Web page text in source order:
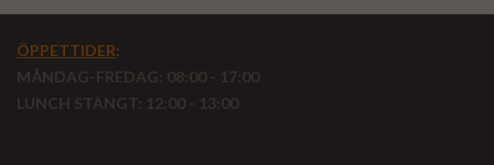
ÖPPETTIDER:
MÅNDAG-FREDAG: 08:00 - 17:00
LUNCH STÄNGT: 12:00 - 13:00